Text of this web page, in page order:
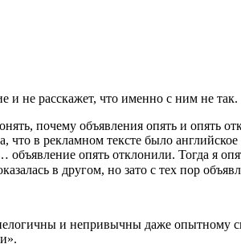
и не расскажет, что именно с ним не
почему объявления опять и опять
в рекламном тексте было
объявление опять отклонили. Тогда я
в другом, но зато с тех пор
и непривычны даже опытному